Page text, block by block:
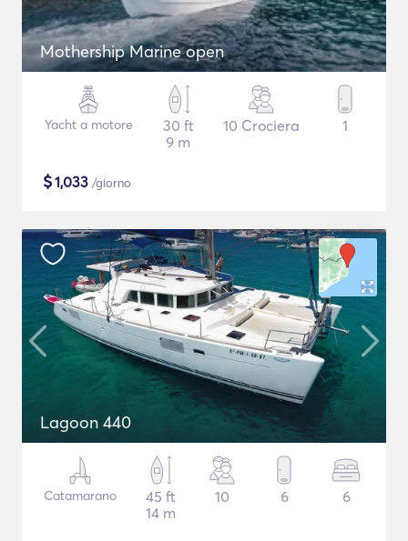
Mothership Marine open
Yacht a motore
30 ft
9 m
10 Crociera 1
$1,033 /giorno
Lagoon 440
Catamarano
45 ft
14 m
10 6 6